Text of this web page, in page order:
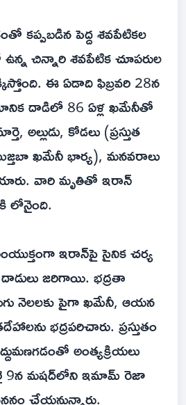
పెద్ద శవపేటికల
చిన్నారి శవపేటిక చూపరుల
ఈ ఏడాది ఫిబ్రవరి 28న
దాడిలో 86 ఏళ్ల ఖమేనీతో
అల్లుడు, కోడలు (ప్రస్తుత
ఖమేనీ భార్య), మనవరాలు
వారి మృతితో ఇరాన్
లోనైంది.
ఇరాన్‌పై సైనిక చర్య
జరిగాయి. భద్రతా
నెలలకు పైగా ఖమేనీ, ఆయన
భద్రపరిచారు. ప్రస్తుతం
అంత్యక్రియలు
9న మషద్‌లోని ఇమామ్ రెజా
చేయనున్నారు.